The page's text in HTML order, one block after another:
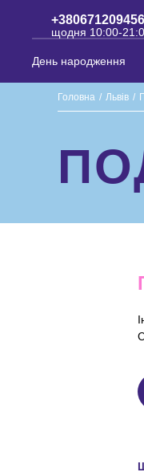
+380671209456
щодня 10:00-
День народження
Головна / Львів /